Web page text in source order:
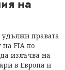
на
правата
FIA по
излъчва на
в Европа и